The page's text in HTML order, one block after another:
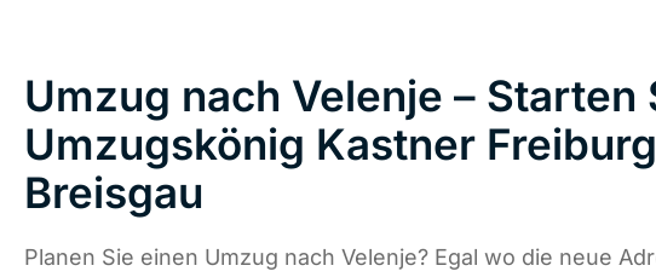
Umzug nach Velenje – Starten
Umzugskönig Kastner
Breisgau
Planen Sie einen Umzug nach Velenje? Egal wo die neue